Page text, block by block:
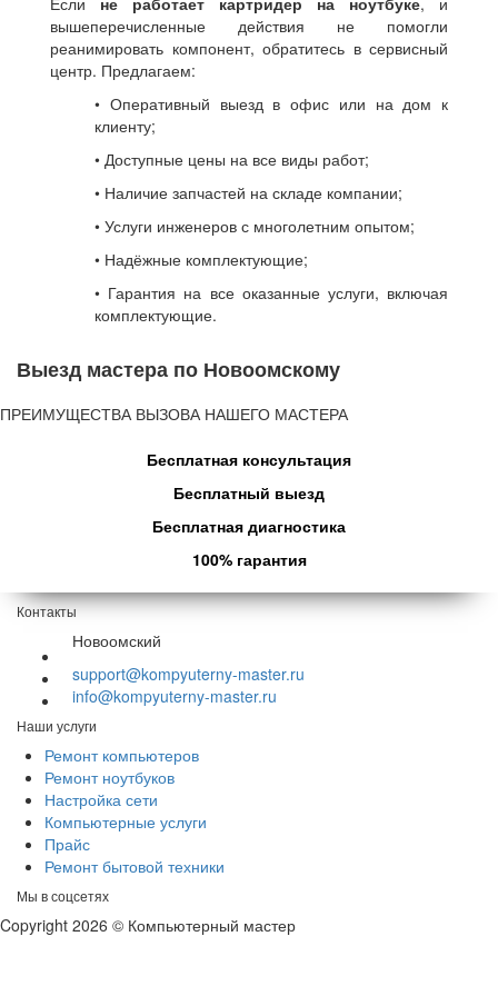
вышеперечисленные действия не помогли
реанимировать компонент, обратитесь в сервисный
центр. Предлагаем:
• Оперативный выезд в офис или на дом к
клиенту;
• Доступные цены на все виды работ;
• Наличие запчастей на складе компании;
• Услуги инженеров с многолетним опытом;
• Надёжные комплектующие;
• Гарантия на все оказанные услуги, включая
комплектующие.
Выезд мастера по Новоомскому
ПРЕИМУЩЕСТВА ВЫЗОВА НАШЕГО МАСТЕРА
Бесплатная консультация
Бесплатный выезд
Бесплатная диагностика
100% гарантия
Контакты
Новоомский
support@kompyuterny-master.ru
info@kompyuterny-master.ru
Наши услуги
Ремонт компьютеров
Ремонт ноутбуков
Настройка сети
Компьютерные услуги
Прайс
Ремонт бытовой техники
Мы в соцсетях
Copyright 2026 © Компьютерный мастер